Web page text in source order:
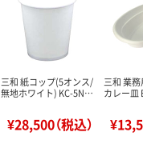
三和 紙コップ(5オンス/
無地ホワイト) KC-5N…
¥28,500（税込）
三和 業
カレー皿